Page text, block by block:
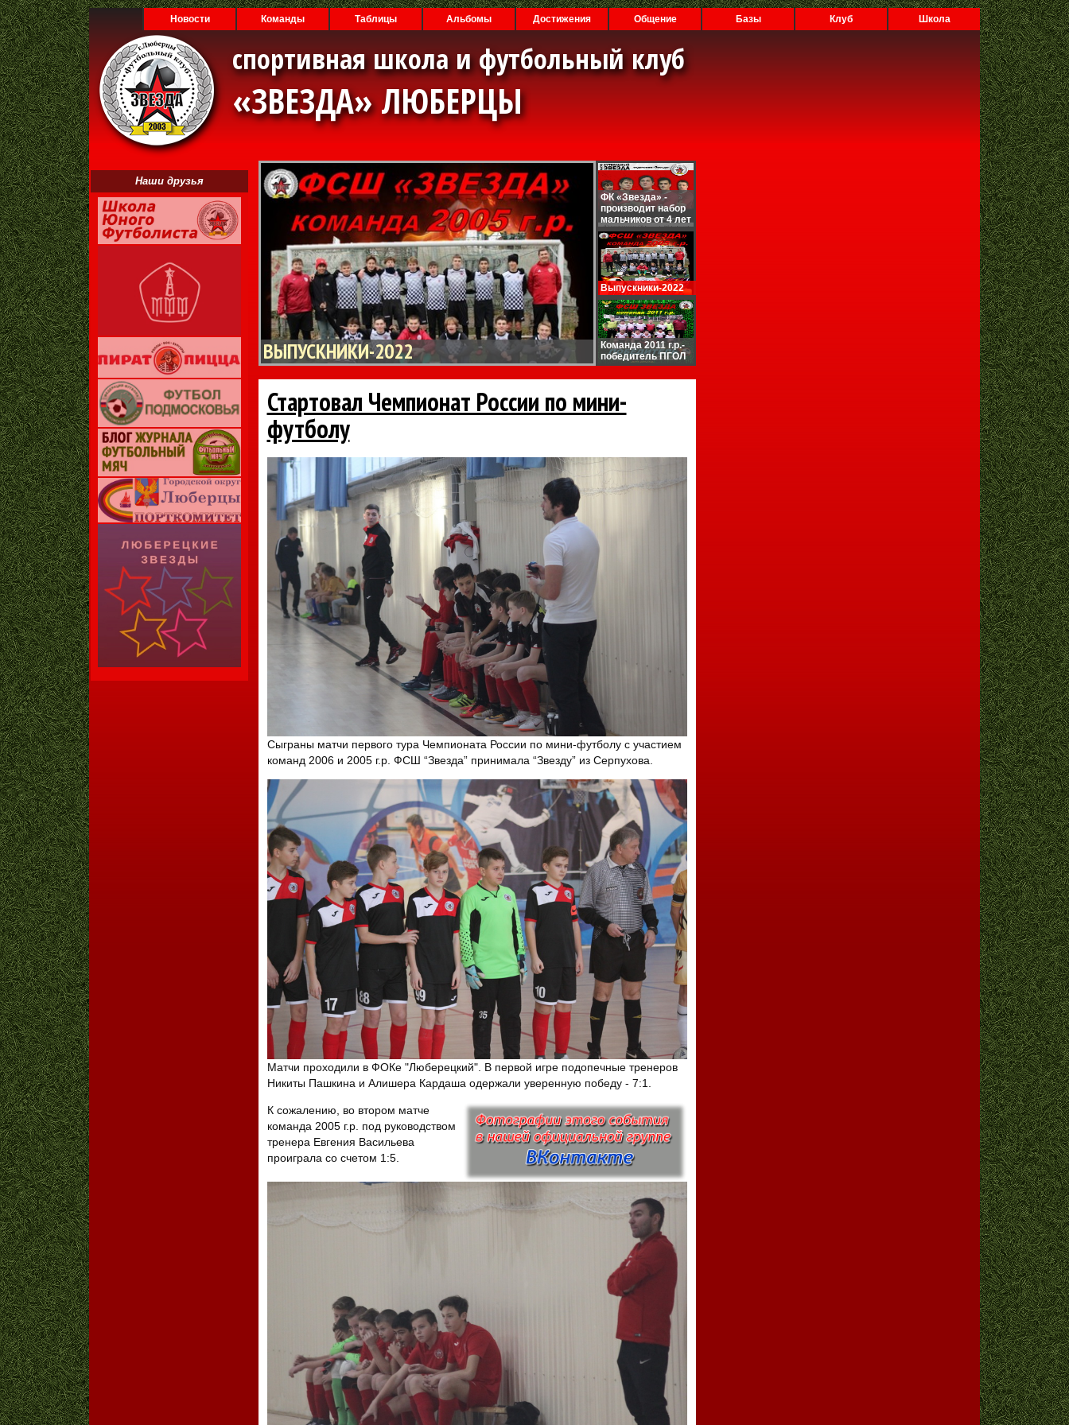
Новости Команды Таблицы Альбомы Достижения Общение Базы Клуб Школа
спортивная школа и футбольный клуб
«ЗВЕЗДА» ЛЮБЕРЦЫ
Наши друзья
ВЫПУСКНИКИ-2022
ФК «Звезда» -
производит набор
мальчиков от 4 лет
Выпускники-2022
Команда 2011 г.р.-
победитель ПГОЛ
Стартовал Чемпионат России по мини-
футболу
Сыграны матчи первого тура Чемпионата России по мини-футболу с участием
команд 2006 и 2005 г.р. ФСШ “Звезда” принимала “Звезду” из Серпухова.
Матчи проходили в ФОКе "Люберецкий". В первой игре подопечные тренеров
Никиты Пашкина и Алишера Кардаша одержали уверенную победу - 7:1.
К сожалению, во втором матче
команда 2005 г.р. под руководством
тренера Евгения Васильева
проиграла со счетом 1:5.